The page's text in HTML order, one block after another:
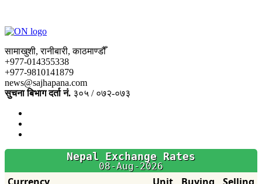
सामाखुशी, रानीबारी, काठमाण्डौँ
+977-014355338
+977-9810141879
news@sajhapana.com
सुचना बिभाग दर्ता नं. ३०५ / ०७२-०७३